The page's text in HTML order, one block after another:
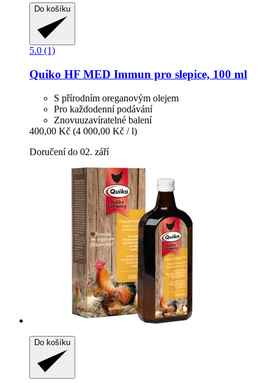
Do košíku
5.0 (1)
Quiko HF MED Immun pro slepice, 100 ml
S přírodním oreganovým olejem
Pro každodenní podávání
Znovuuzavíratelné balení
400,00 Kč (4 000,00 Kč / l)
Doručení do 02. září
Do košíku